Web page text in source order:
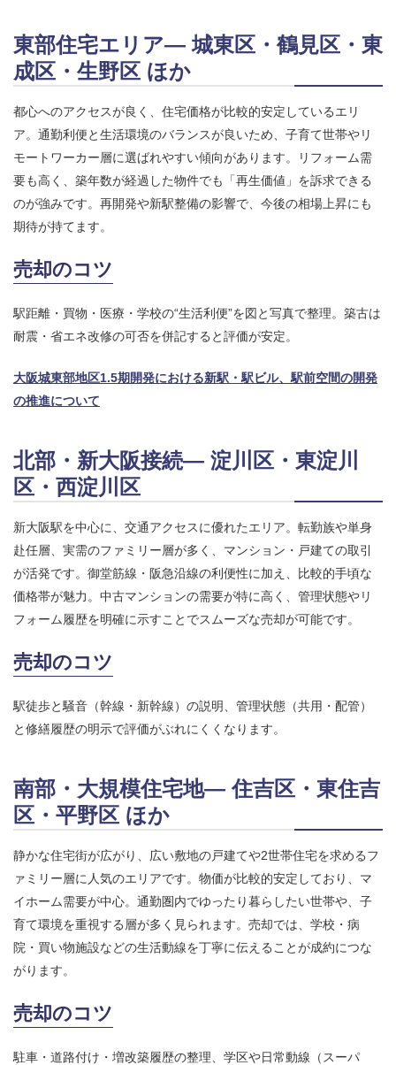
東部住宅エリア― 城東区・鶴見区・東
成区・生野区 ほか
都心へのアクセスが良く、住宅価格が比較的安定しているエリ
ア。通勤利便と生活環境のバランスが良いため、子育て世帯やリ
モートワーカー層に選ばれやすい傾向があります。リフォーム需
要も高く、築年数が経過した物件でも「再生価値」を訴求できる
のが強みです。再開発や新駅整備の影響で、今後の相場上昇にも
期待が持てます。
売却のコツ
駅距離・買物・医療・学校の“生活利便”を図と写真で整理。築古は
耐震・省エネ改修の可否を併記すると評価が安定。
大阪城東部地区1.5期開発における新駅・駅ビル、駅前空間の開発
の推進について
北部・新大阪接続― 淀川区・東淀川
区・西淀川区
新大阪駅を中心に、交通アクセスに優れたエリア。転勤族や単身
赴任層、実需のファミリー層が多く、マンション・戸建ての取引
が活発です。御堂筋線・阪急沿線の利便性に加え、比較的手頃な
価格帯が魅力。中古マンションの需要が特に高く、管理状態やリ
フォーム履歴を明確に示すことでスムーズな売却が可能です。
売却のコツ
駅徒歩と騒音（幹線・新幹線）の説明、管理状態（共用・配管）
と修繕履歴の明示で評価がぶれにくくなります。
南部・大規模住宅地― 住吉区・東住吉
区・平野区 ほか
静かな住宅街が広がり、広い敷地の戸建てや2世帯住宅を求めるフ
ァミリー層に人気のエリアです。物価が比較的安定しており、マ
イホーム需要が中心。通勤圏内でゆったり暮らしたい世帯や、子
育て環境を重視する層が多く見られます。売却では、学校・病
院・買い物施設などの生活動線を丁寧に伝えることが成約につな
がります。
売却のコツ
駐車・道路付け・増改築履歴の整理、学区や日常動線（スーパ